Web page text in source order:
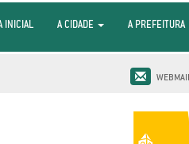
INICIAL A CIDADE A PREFEITURA